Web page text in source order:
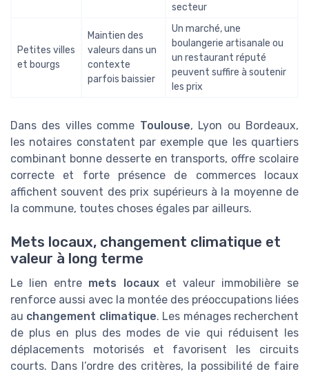
secteur
Petites villes
et bourgs
Maintien des
valeurs dans un
contexte
parfois baissier
Un marché, une
boulangerie artisanale ou
un restaurant réputé
peuvent suffire à soutenir
les prix
Dans des villes comme Toulouse, Lyon ou Bordeaux,
les notaires constatent par exemple que les quartiers
combinant bonne desserte en transports, offre scolaire
correcte et forte présence de commerces locaux
affichent souvent des prix supérieurs à la moyenne de
la commune, toutes choses égales par ailleurs.
Mets locaux, changement climatique et
valeur à long terme
Le lien entre mets locauxet valeur immobilière se
renforce aussi avec la montée des préoccupations liées
au changement climatique. Les ménages recherchent
de plus en plus des modes de vie qui réduisent les
déplacements motorisés et favorisent les circuits
courts. Dans l’ordre des critères, la possibilité de faire